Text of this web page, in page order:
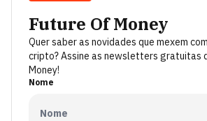
Future Of Money
Quer saber as novidades que mexem
cripto? Assine as newsletters gratuitas
Money!
Nome